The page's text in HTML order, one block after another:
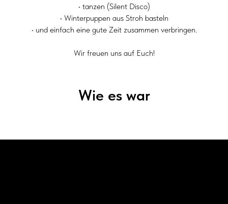
• tanzen (Silent Disco)
• Winterpuppen aus Stroh basteln
• und einfach eine gute Zeit zusammen verbringen.
Wir freuen uns auf Euch!
Wie es war